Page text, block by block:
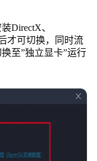
DirectX、
才可切换，同时流
至”独立显卡”运行